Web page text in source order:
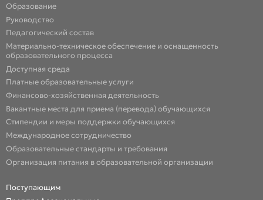
Образование
Руководство
Педагогический состав
Материально-техническое обеспечение и оснащенность
образовательного процесса
Доступная среда
Платные образовательные услуги
Финансово-хозяйственная деятельность
Вакантные места для приема (перевода) обучающихся
Стипендии и меры поддержки обучающихся
Международное сотрудничество
Образовательные стандарты и требования
Организация питания в образовательной организации
Поступающим